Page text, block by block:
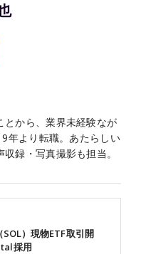
とから、業界未経験なが
年より転職。あたらしい
録・写真撮影も担当。
）現物ETF取引開
採用